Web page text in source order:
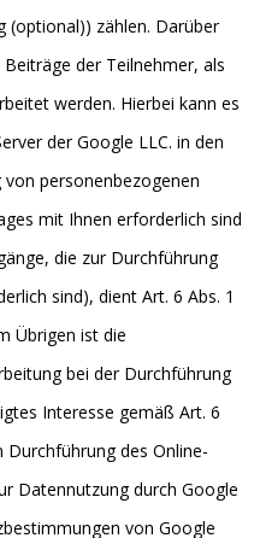
(optional)) zählen. Darüber
der Teilnehmer, als
werden. Hierbei kann es
der Google LLC. in den
personenbezogenen
mit Ihnen erforderlich sind
die zur Durchführung
sind), dient Art. 6 Abs. 1
Übrigen ist die
bei der Durchführung
Interesse gemäß Art. 6
Durchführung des Online-
Datennutzung durch Google
von Google